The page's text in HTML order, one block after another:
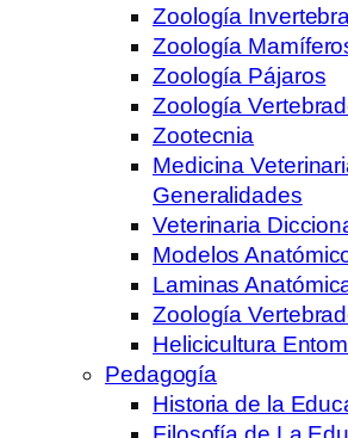
Zoología
Zoología
Zoología Pájaros
Zoología
Zootecnia
Medicina
Generalidades
Veterinaria
Modelos
Laminas
Zoología
Helicicultura
Pedagogía
Historia de la